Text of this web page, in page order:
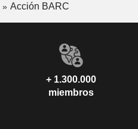
Acción BARC
+ 1.300.000
miembros